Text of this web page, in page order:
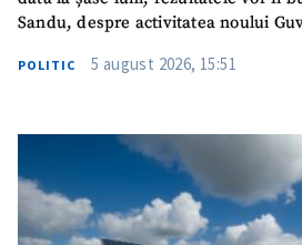
Sandu, despre activitatea noului
POLITIC 5 august 2026, 15:51